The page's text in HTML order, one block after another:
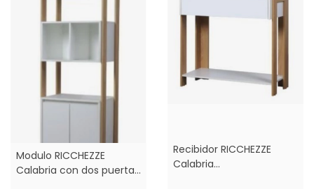
Modulo RICCHEZZE
Calabria con dos puertas
Recibidor RICCHEZZE
Calabria